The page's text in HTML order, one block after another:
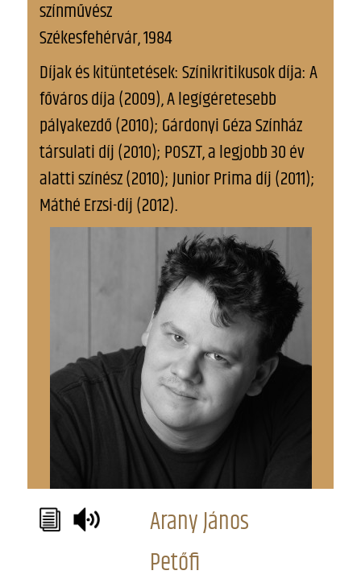
színművész
Székesfehérvár, 1984
Díjak és kitüntetések: Színikritikusok díja: A
főváros díja (2009), A legígéretesebb
pályakezdő (2010); Gárdonyi Géza Színház
társulati díj (2010); POSZT, a legjobb 30 év
alatti színész (2010); Junior Prima díj (2011);
Máthé Erzsi-díj (2012).
Arany János
Petőfi